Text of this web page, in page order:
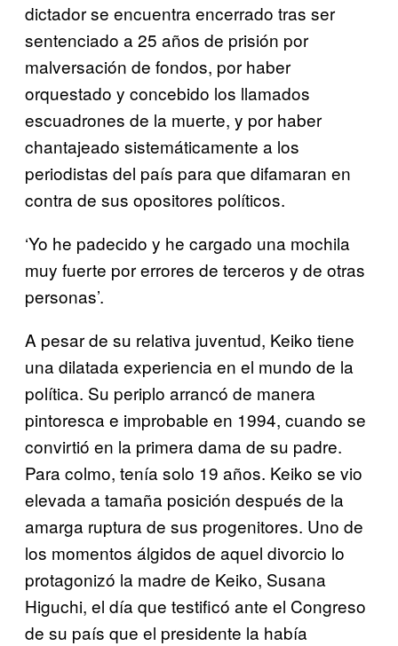
dictador se encuentra encerrado tras ser
sentenciado a 25 años de prisión por
malversación de fondos, por haber
orquestado y concebido los llamados
escuadrones de la muerte, y por haber
chantajeado sistemáticamente a los
periodistas del país para que difamaran en
contra de sus opositores políticos.
‘Yo he padecido y he cargado una mochila
muy fuerte por errores de terceros y de otras
personas’.
A pesar de su relativa juventud, Keiko tiene
una dilatada experiencia en el mundo de la
política. Su periplo arrancó de manera
pintoresca e improbable en 1994, cuando se
convirtió en la primera dama de su padre.
Para colmo, tenía solo 19 años. Keiko se vio
elevada a tamaña posición después de la
amarga ruptura de sus progenitores. Uno de
los momentos álgidos de aquel divorcio lo
protagonizó la madre de Keiko, Susana
Higuchi, el día que testificó ante el Congreso
de su país que el presidente la había